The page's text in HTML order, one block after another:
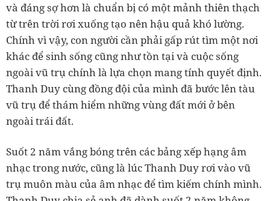
và đáng sợ hơn là chuẩn bị có một mảnh thiên thạch
từ trên trời rơi xuống tạo nên hậu quả khó lường.
Chính vì vậy, con người cần phải gấp rút tìm một nơi
khác để sinh sống cũng như tồn tại và cuộc sống
ngoài vũ trụ chính là lựa chọn mang tính quyết định.
Thanh Duy cùng đồng đội của mình đã bước lên tàu
vũ trụ để thám hiểm những vùng đất mới ở bên
ngoài trái đất.
Suốt 2 năm vắng bóng trên các bảng xếp hạng âm
nhạc trong nước, cũng là lúc Thanh Duy rơi vào vũ
trụ muôn màu của âm nhạc để tìm kiếm chính mình.